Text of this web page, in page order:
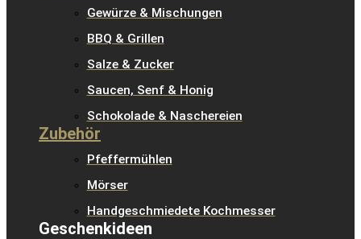
Gewürze & Mischungen
BBQ & Grillen
Salze & Zucker
Saucen, Senf & Honig
Schokolade & Naschereien
Zubehör
Pfeffermühlen
Mörser
Handgeschmiedete Kochmesser
Geschenkideen